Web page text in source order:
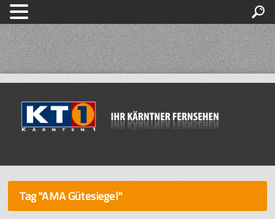
Tag "AMA Gütesiegel"